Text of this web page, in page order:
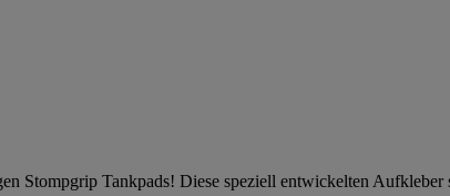
Stompgrip Tankpads! Diese speziell entwickelten